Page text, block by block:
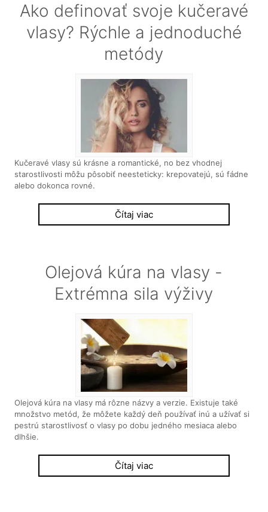
Ako definovať svoje kučeravé
vlasy? Rýchle a jednoduché
metódy
Kučeravé vlasy sú krásne a romantické, no bez vhodnej
starostlivosti môžu pôsobiť neesteticky: krepovatejú, sú fádne
alebo dokonca rovné.
Čítaj viac
Olejová kúra na vlasy -
Extrémna sila výživy
Olejová kúra na vlasy má rôzne názvy a verzie. Existuje také
množstvo metód, že môžete každý deň používať inú a užívať si
pestrú starostlivosť o vlasy po dobu jedného mesiaca alebo
dlhšie.
Čítaj viac